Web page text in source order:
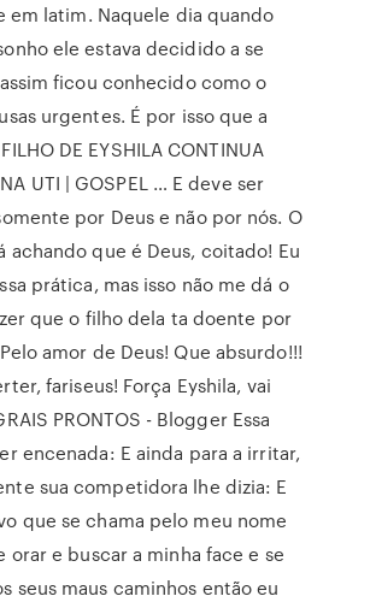
em latim. Naquele dia quando
ele estava decidido a se
ficou conhecido como o
urgentes. É por isso que a
DE EYSHILA CONTINUA
UTI | GOSPEL … E deve ser
por Deus e não por nós. O
achando que é Deus, coitado! Eu
prática, mas isso não me dá o
que o filho dela ta doente por
amor de Deus! Que absurdo!!!
fariseus! Força Eyshila, vai
PRONTOS - Blogger Essa
encenada: E ainda para a irritar,
sua competidora lhe dizia: E
que se chama pelo meu nome
orar e buscar a minha face e se
seus maus caminhos então eu